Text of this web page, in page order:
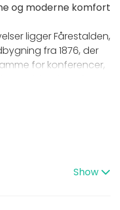
og moderne komfort
ligger Fårestalden,
fra 1876, der
for konferencer,
kombination af
er
lokaler, der
for at skabe den
Show